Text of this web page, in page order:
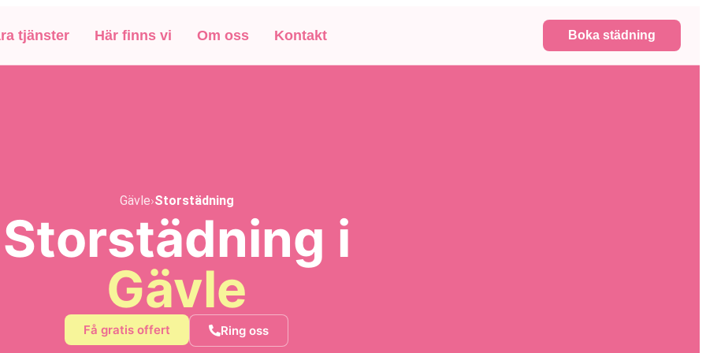
tjänster Här finns vi Om oss Kontakt Boka städning
Gävle›Storstädning
Storstädning i
Gävle
Få gratis offert Ring oss